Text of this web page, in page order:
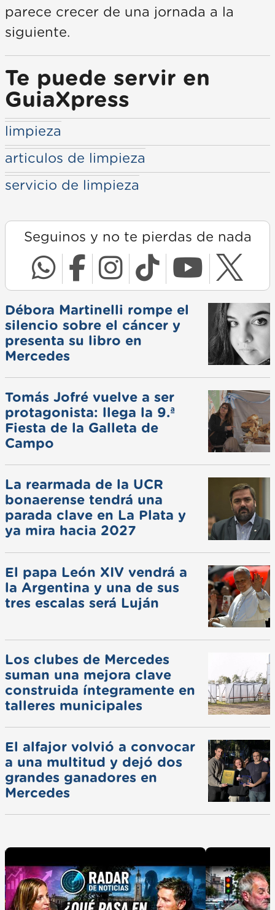
parece crecer de una jornada a la
siguiente.
Te puede servir en
GuiaXpress
limpieza
articulos de limpieza
servicio de limpieza
Seguinos y no te pierdas de nada
Débora Martinelli rompe el
silencio sobre el cáncer y
presenta su libro en
Mercedes
Tomás Jofré vuelve a ser
protagonista: llega la 9.ª
Fiesta de la Galleta de
Campo
La rearmada de la UCR
bonaerense tendrá una
parada clave en La Plata y
ya mira hacia 2027
El papa León XIV vendrá a
la Argentina y una de sus
tres escalas será Luján
Los clubes de Mercedes
suman una mejora clave
construida íntegramente en
talleres municipales
El alfajor volvió a convocar
a una multitud y dejó dos
grandes ganadores en
Mercedes